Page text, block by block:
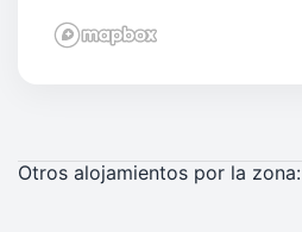
Otros alojamientos por la zona: